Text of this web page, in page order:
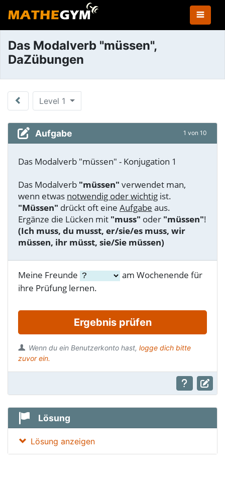
Das Modalverb "müssen",
DaZübungen
Level 1
Aufgabe 1 von 10
Das Modalverb "müssen" - Konjugation 1
Das Modalverb "müssen" verwendet man,
wenn etwas notwendig oder wichtig ist.
"Müssen" drückt oft eine Aufgabe aus.
Ergänze die Lücken mit "muss" oder "müssen"!
(Ich muss, du musst, er/sie/es muss, wir
müssen, ihr müsst, sie/Sie müssen)
Meine Freunde
am Wochenende für
ihre Prüfung lernen.
Ergebnis prüfen
Wenn du ein Benutzerkonto hast, logge dich bitte
zuvor ein.
Lösung
Lösung anzeigen